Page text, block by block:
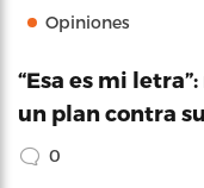
Opiniones
“Esa es mi
un plan contra
0